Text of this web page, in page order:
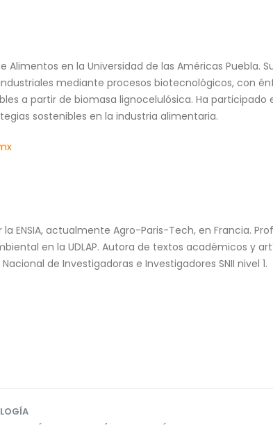
en la Universidad de las Américas Puebla.
mediante procesos biotecnológicos, con
a partir de biomasa lignocelulósica. Ha
sostenibles en la industria alimentaria.
ENSIA, actualmente Agro-Paris-Tech, en Francia.
en la UDLAP. Autora de textos académicos y
de Investigadoras e Investigadores SNII nivel 1.